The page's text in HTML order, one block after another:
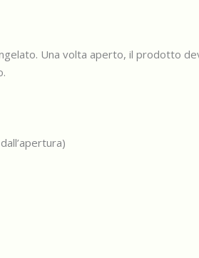
Una volta aperto, il prodotto